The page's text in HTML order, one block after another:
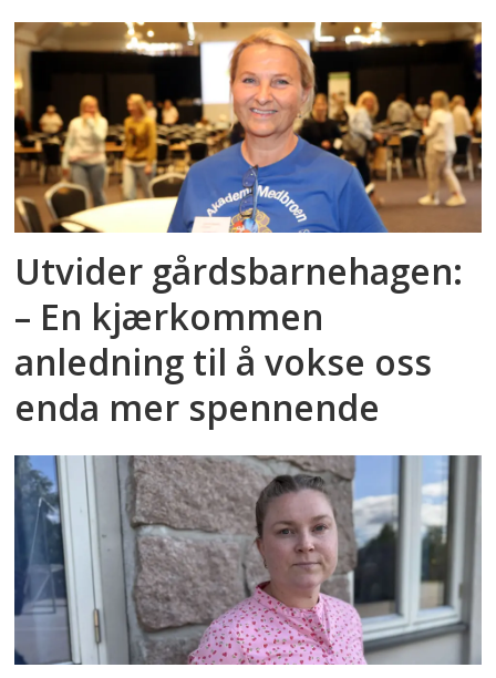
Utvider gårdsbarnehagen:
– En kjærkommen
anledning til å vokse oss
enda mer spennende